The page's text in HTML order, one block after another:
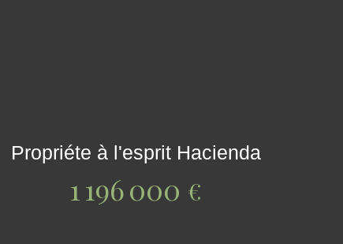
Propriéte à l'esprit Hacienda
1 196 000 €